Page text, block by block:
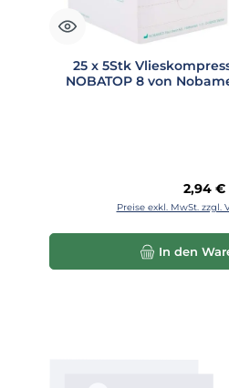
25 x 5Stk
NOBATOP 8 von
2,94 €
Preise exkl. MwSt. zzgl.
In den